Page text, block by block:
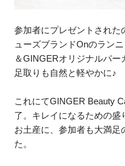
参加者にプレゼントされた
ューズブランドOnのラン
＆GINGERオリジナルパ
足取りも自然と軽やかに♪
これにてGINGER Beauty
了。キレイになるための
お土産に、参加者も大満足
た。